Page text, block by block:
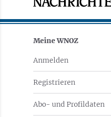
Meine WNOZ
Anmelden
Registrieren
Abo- und Profildaten